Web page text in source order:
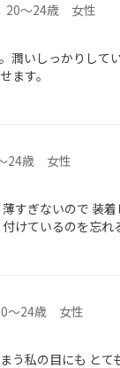
20～24歳 女性
潤いしっかりして
ます。
24歳 女性
すぎないので 装
けているのを忘れ
～24歳 女性
う私の目にも とて